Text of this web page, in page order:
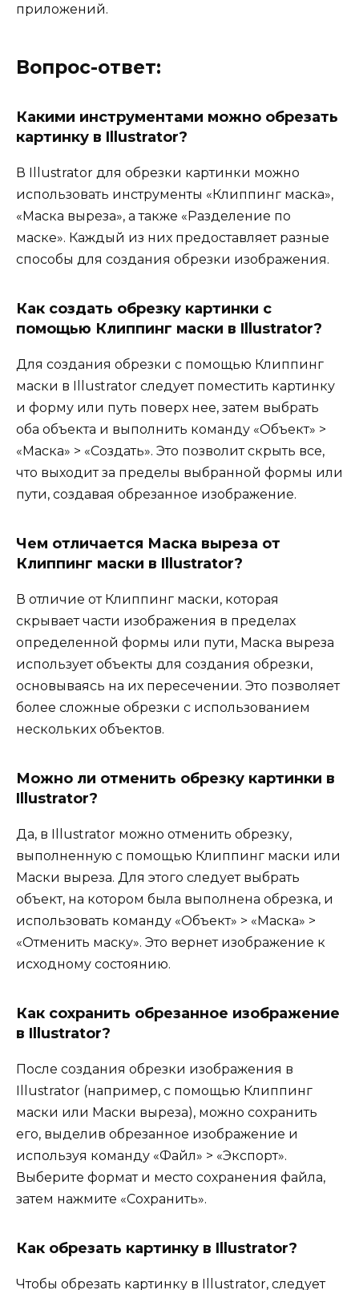
приложений.
Вопрос-ответ:
Какими инструментами можно обрезать
картинку в Illustrator?
В Illustrator для обрезки картинки можно
использовать инструменты «Клиппинг маска»,
«Маска выреза», а также «Разделение по
маске». Каждый из них предоставляет разные
способы для создания обрезки изображения.
Как создать обрезку картинки с
помощью Клиппинг маски в Illustrator?
Для создания обрезки с помощью Клиппинг
маски в Illustrator следует поместить картинку
и форму или путь поверх нее, затем выбрать
оба объекта и выполнить команду «Объект» >
«Маска» > «Создать». Это позволит скрыть все,
что выходит за пределы выбранной формы или
пути, создавая обрезанное изображение.
Чем отличается Маска выреза от
Клиппинг маски в Illustrator?
В отличие от Клиппинг маски, которая
скрывает части изображения в пределах
определенной формы или пути, Маска выреза
использует объекты для создания обрезки,
основываясь на их пересечении. Это позволяет
более сложные обрезки с использованием
нескольких объектов.
Можно ли отменить обрезку картинки в
Illustrator?
Да, в Illustrator можно отменить обрезку,
выполненную с помощью Клиппинг маски или
Маски выреза. Для этого следует выбрать
объект, на котором была выполнена обрезка, и
использовать команду «Объект» > «Маска» >
«Отменить маску». Это вернет изображение к
исходному состоянию.
Как сохранить обрезанное изображение
в Illustrator?
После создания обрезки изображения в
Illustrator (например, с помощью Клиппинг
маски или Маски выреза), можно сохранить
его, выделив обрезанное изображение и
используя команду «Файл» > «Экспорт».
Выберите формат и место сохранения файла,
затем нажмите «Сохранить».
Как обрезать картинку в Illustrator?
Чтобы обрезать картинку в Illustrator, следует